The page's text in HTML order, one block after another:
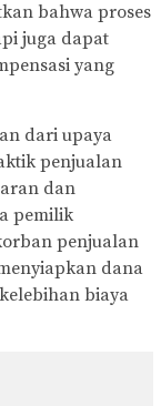
bahwa proses
juga dapat
yang
dari upaya
penjualan
dan
pemilik
penjualan
dana
biaya